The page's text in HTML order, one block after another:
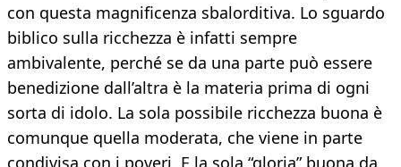
con questa magnificenza sbalorditiva. Lo sguardo
biblico sulla ricchezza è infatti sempre
ambivalente, perché se da una parte può essere
benedizione dall’altra è la materia prima di ogni
sorta di idolo. La sola possibile ricchezza buona è
comunque quella moderata, che viene in parte
condivisa con i poveri. E la sola “gloria” buona da